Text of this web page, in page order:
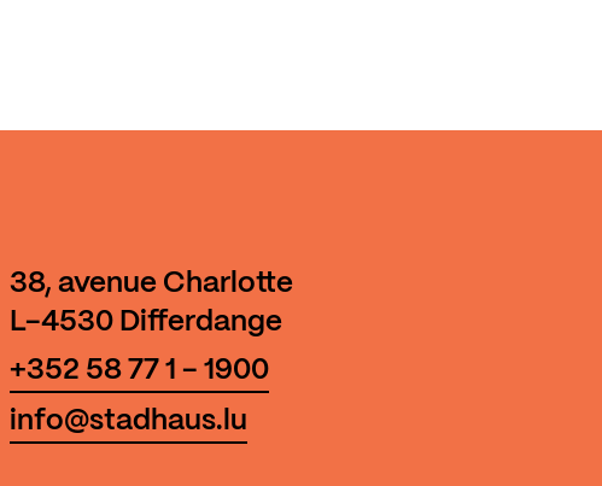
38, avenue Charlotte
L-4530 Differdange
+352 58 77 1 - 1900
info@stadhaus.lu